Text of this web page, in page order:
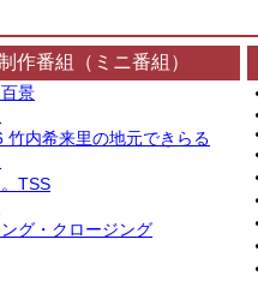
作番組（ミニ番組）
景
竹内希来里の地元できらる
TSS
グ・クロージング